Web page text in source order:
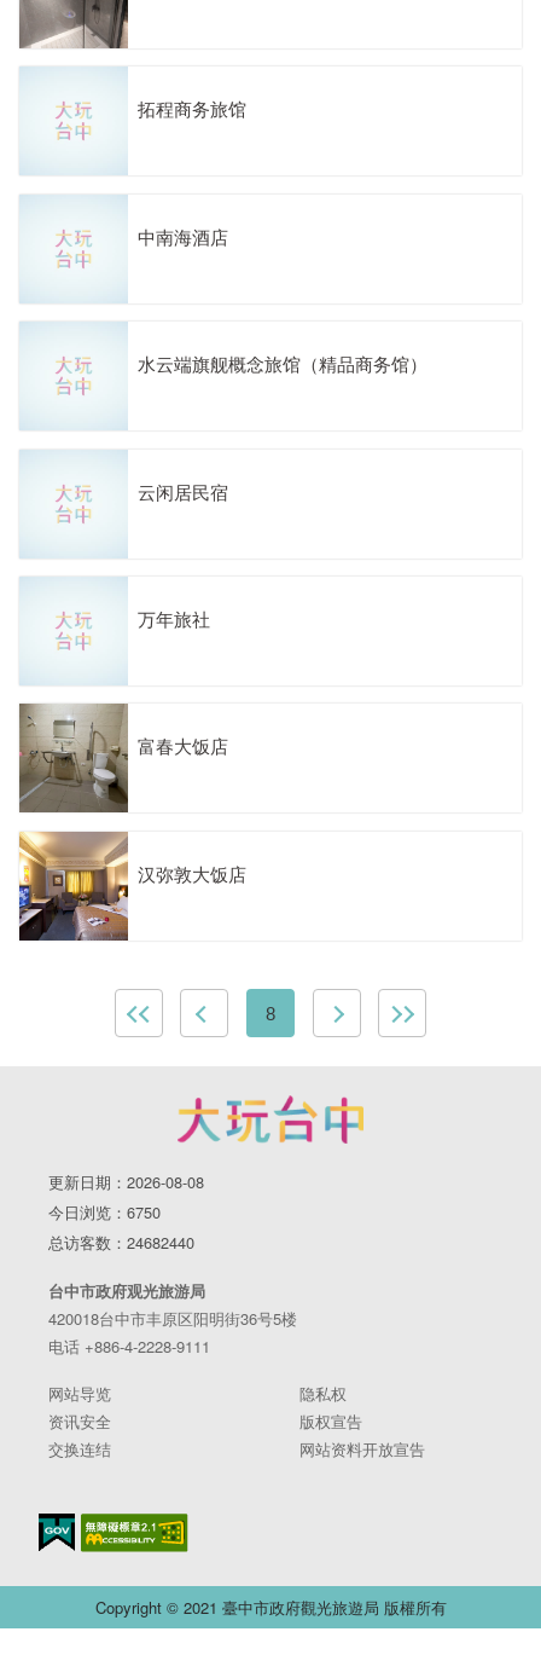
拓程商务旅馆
中南海酒店
水云端旗舰概念旅馆（精品商务馆）
云闲居民宿
万年旅社
富春大饭店
汉弥敦大饭店
8
更新日期：2026-08-08
今日浏览：6750
总访客数：24682440
台中市政府观光旅游局
420018台中市丰原区阳明街36号5楼
电话 +886-4-2228-9111
网站导览
隐私权
资讯安全
版权宣告
交换连结
网站资料开放宣告
Copyright © 2021 臺中市政府觀光旅遊局 版權所有